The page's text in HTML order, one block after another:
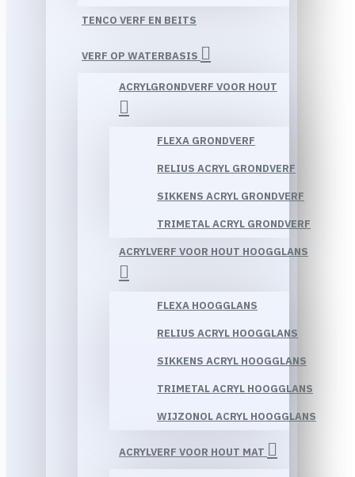
TENCO VERF EN BEITS
VERF OP WATERBASIS
ACRYLGRONDVERF VOOR HOUT
FLEXA GRONDVERF
RELIUS ACRYL GRONDVERF
SIKKENS ACRYL GRONDVERF
TRIMETAL ACRYL GRONDVERF
ACRYLVERF VOOR HOUT HOOGGLANS
FLEXA HOOGGLANS
RELIUS ACRYL HOOGGLANS
SIKKENS ACRYL HOOGGLANS
TRIMETAL ACRYL HOOGGLANS
WIJZONOL ACRYL HOOGGLANS
ACRYLVERF VOOR HOUT MAT